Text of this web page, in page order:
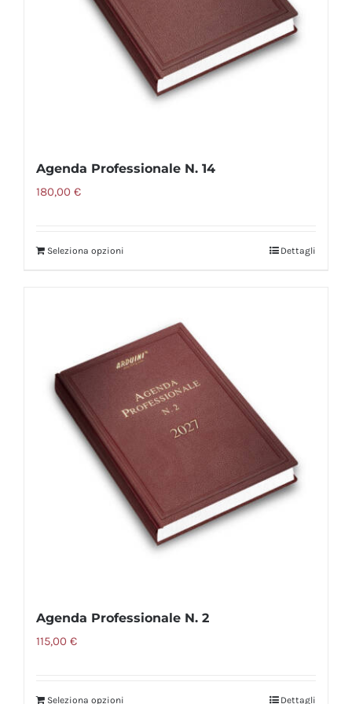
nella
pagina
del
prodotto
Agenda Professionale N. 14
180,00 €
Seleziona opzioni Dettagli
Agenda Professionale N. 2
115,00 €
Seleziona opzioni Dettagli